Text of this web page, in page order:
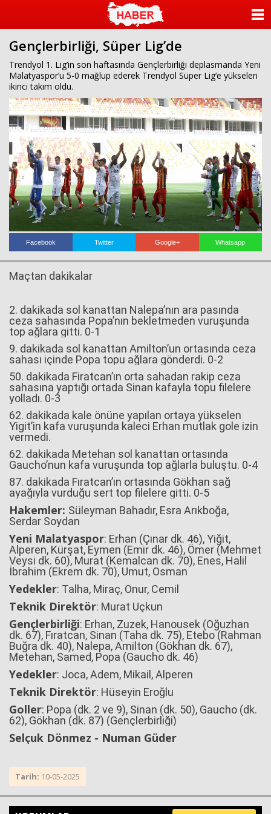
bizim
mekan
çemberleme
makinası
kurumsal
web
Gençlerbirliği, Süper Lig’de
Trendyol 1. Lig’in son haftasında Gençlerbirliği deplasmanda Yeni
Malatyaspor’u 5-0 mağlup ederek Trendyol Süper Lig’e yükselen
ikinci takım oldu.
Facebook Twitter Google+ Whatsapp
Maçtan dakikalar
2. dakikada sol kanattan Nalepa’nın ara pasında
ceza sahasında Popa’nın bekletmeden vuruşunda
top ağlara gitti. 0-1
9. dakikada sol kanattan Amilton’un ortasında ceza
sahası içinde Popa topu ağlara gönderdi. 0-2
50. dakikada Firatcan’ın orta sahadan rakip ceza
sahasına yaptığı ortada Sinan kafayla topu filelere
yolladı. 0-3
62. dakikada kale önüne yapılan ortaya yükselen
Yigit’in kafa vuruşunda kaleci Erhan mutlak gole izin
vermedi.
62. dakikada Metehan sol kanattan ortasında
Gaucho’nun kafa vuruşunda top ağlarla buluştu. 0-4
87. dakikada Fıratcan’ın ortasında Gökhan sağ
ayağıyla vurduğu sert top filelere gitti. 0-5
Hakemler: Süleyman Bahadır, Esra Arıkboğa,
Serdar Soydan
Yeni Malatyaspor: Erhan (Çınar dk. 46), Yiğit,
Alperen, Kürşat, Eymen (Emir dk. 46), Ömer (Mehmet
Veysi dk. 60), Murat (Kemalcan dk. 70), Enes, Halil
İbrahim (Ekrem dk. 70), Umut, Osman
Yedekler: Talha, Miraç, Onur, Cemil
Teknik Direktör: Murat Uçkun
Gençlerbirliği: Erhan, Zuzek, Hanousek (Oğuzhan
dk. 67), Fıratcan, Sinan (Taha dk. 75), Etebo (Rahman
Buğra dk. 40), Nalepa, Amilton (Gökhan dk. 67),
Metehan, Samed, Popa (Gaucho dk. 46)
Yedekler: Joca, Adem, Mikail, Alperen
Teknik Direktör: Hüseyin Eroğlu
Goller: Popa (dk. 2 ve 9), Sinan (dk. 50), Gaucho (dk.
62), Gökhan (dk. 87) (Gençlerbirliği)
Selçuk Dönmez - Numan Güder
Tarih: 10-05-2025
YAZARLAR
ANKETLER
FOTO GALERİ
VİDEO GALERİ
KÜNYE
Haberin Doğru Adresi.